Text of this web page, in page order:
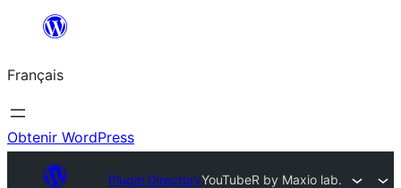
contenu
Français
Obtenir WordPress
Plugin DirectoryYouTubeR by Maxio lab.